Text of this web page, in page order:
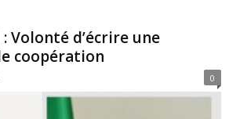
: Volonté d’écrire une
coopération
0